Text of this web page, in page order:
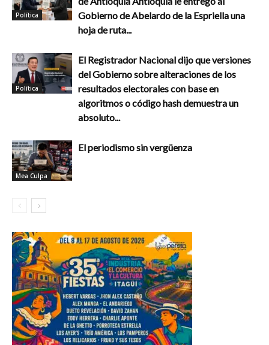
Política
Gobierno de Abelardo de la Espriella una
hoja de ruta...
Política
El Registrador Nacional dijo que versiones
del Gobierno sobre alteraciones de los
resultados electorales con base en
algoritmos o código hash demuestra un
absoluto...
Mea Culpa
El periodismo sin vergüenza